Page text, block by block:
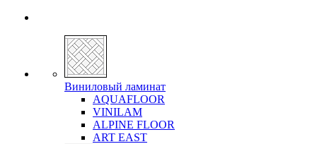
Виниловый ламинат
AQUAFLOOR
VINILAM
ALPINE FLOOR
ART EAST